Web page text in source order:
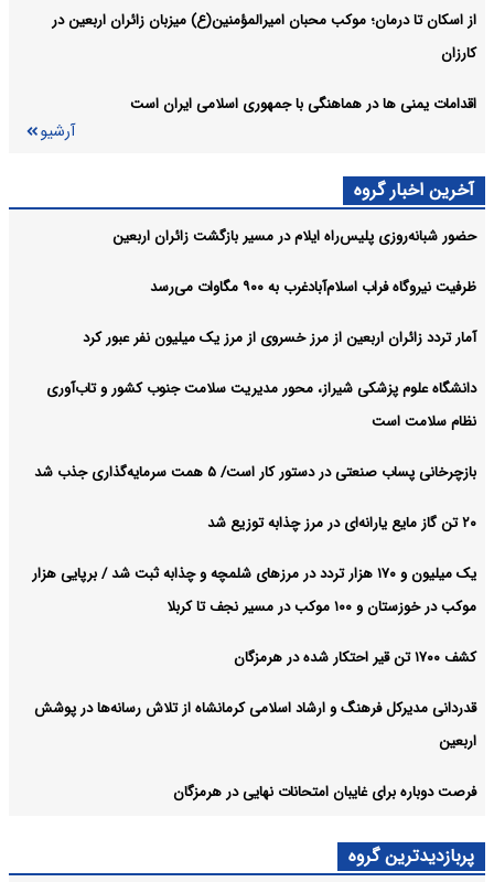
از اسکان تا درمان؛ موکب محبان امیرالمؤمنین(ع) میزبان زائران اربعین در
کارزان
اقدامات یمنی ها در هماهنگی با جمهوری اسلامی ایران است
آرشیو
آخرین اخبار گروه
حضور شبانه‌روزی پلیس‌راه ایلام در مسیر بازگشت زائران اربعین
ظرفیت نیروگاه فراب اسلام‌آبادغرب به ۹۰۰ مگاوات می‌رسد
آمار تردد زائران اربعین از مرز خسروی از مرز یک میلیون نفر عبور کرد
دانشگاه علوم پزشکی شیراز، محور مدیریت سلامت جنوب کشور و تاب‌آوری
نظام سلامت است
بازچرخانی پساب صنعتی در دستور کار است/ ۵ همت سرمایه‌گذاری جذب شد
۲۰ تن گاز مایع یارانه‌ای در مرز چذابه توزیع شد
یک میلیون و ۱۷۰ هزار تردد در مرزهای شلمچه و چذابه ثبت شد / برپایی هزار
موکب در خوزستان و ۱۰۰ موکب در مسیر نجف تا کربلا
کشف ۱۷۰۰ تن قیر احتکار شده در هرمزگان
قدردانی مدیرکل فرهنگ و ارشاد اسلامی کرمانشاه از تلاش رسانه‌ها در پوشش
اربعین
فرصت دوباره برای غایبان امتحانات نهایی در هرمزگان
پربازدیدترین گروه